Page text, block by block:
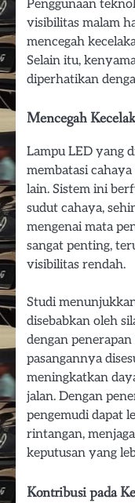
Penggunaan
visibilitas malam
mencegah
Selain itu,
diperhatikan
Mencegah
Lampu LED yang
membatasi
lain. Sistem ini
sudut cahaya,
mengenai mata
sangat penting,
visibilitas rendah.
Studi
disebabkan oleh
dengan
pasangannya
meningkatkan
jalan. Dengan
pengemudi dapat
rintangan,
keputusan yang
Kontribusi pada